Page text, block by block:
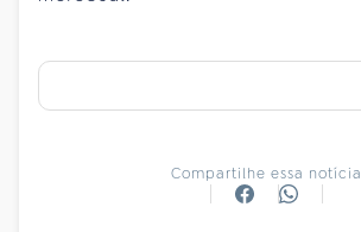
Compartilhe essa notícia